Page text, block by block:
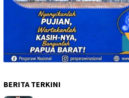
BERITA TERKINI